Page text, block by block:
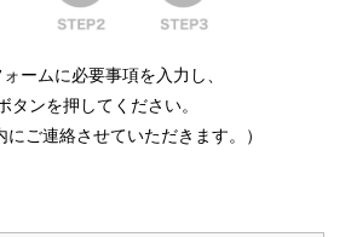
ームに必要事項を入力し、
タンを押してください。
にご連絡させていただきます。）